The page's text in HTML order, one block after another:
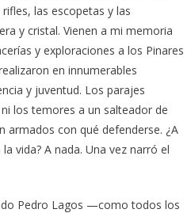
las escopetas y las
y cristal. Vienen a mi memoria
y exploraciones a los Pinares
en innumerables
y juventud. Los parajes
los temores a un salteador de
armados con qué defenderse. ¿A
vida? A nada. Una vez narró el
Pedro Lagos —como todos los